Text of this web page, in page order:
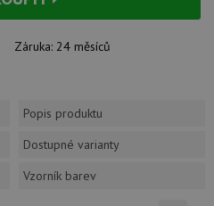
Záruka: 24 měsíců
Popis produktu
Dostupné varianty
Vzorník barev